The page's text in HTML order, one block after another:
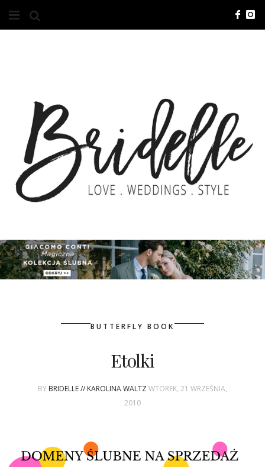
O NAS
KONTAKT
REKLAMA
ADVERTISING
ZGŁOSZENIA
KSIĄŻKI BRIDELLE
WASZE ŚLUBY
BUTTERFLY BOOK
Etolki
BY BRIDELLE // KAROLINA WALTZWTOREK, 21 WRZEŚNIA,
2010